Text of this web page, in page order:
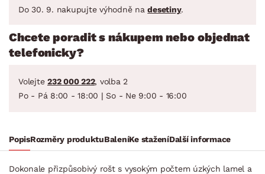
Do 30. 9. nakupujte výhodně nadesetiny.
Chcete poradit s nákupem nebo objednat
telefonicky?
Volejte 232 000 222, volba 2
Po - Pá 8:00 - 18:00 | So - Ne 9:00 - 16:00
PopisRozměry produktuBaleníKe staženíDalší informace
Dokonale přizpůsobivý rošt s vysokým počtem úzkých lamel a